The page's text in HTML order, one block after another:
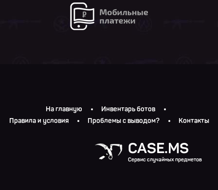
На главную
Инвентарь ботов
Правила и условия
Проблемы с выводом? Контакты
CASE.MS
Сервис случайных предметов